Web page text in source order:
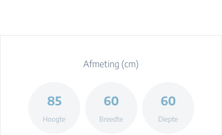
Afmeting (cm)
85
Hoogte
60
Breedte
60
Diepte